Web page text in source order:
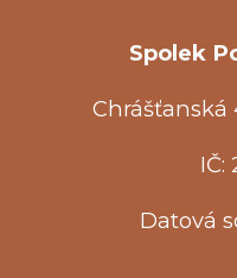
Spolek
Chrášťanská
IČ:
Datová